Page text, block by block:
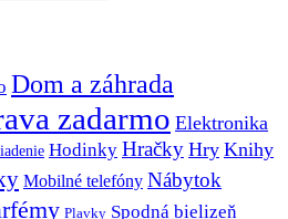
Dom a záhrada
zadarmo Elektronika
Hodinky Hračky Hry Knihy
Mobilné telefóny Nábytok
Plavky Spodná bielizeň